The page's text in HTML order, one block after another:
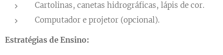
Cartolinas, canetas hidrográficas, lápis de cor.
Computador e projetor (opcional).
Estratégias de Ensino: